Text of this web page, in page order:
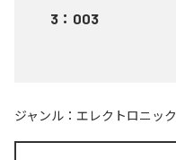
3 ： 003
ジャンル： エレクトロニック